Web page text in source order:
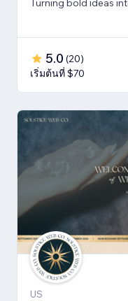
Turning bold ideas
5.0 (20)
เริ่มต้นที่ $70
US